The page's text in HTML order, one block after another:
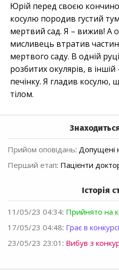
Юрій перед своєю
косулю породив густий
мертвий сад. Я – вижив! А
мисливець втратив
мертвого саду. В одній
розбитих окулярів, в
печінку. Я гладив косулю,
тілом.
Прийом оповідань: Допущені
Перший етап: Пацієнти
Історія
11/05/23 04:34: Прийнято на
17/05/23 04:48: Грає в конкурсі
23/05/23 23:01 : Вибув з